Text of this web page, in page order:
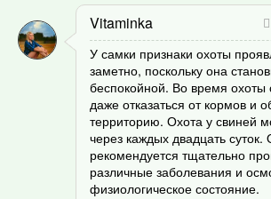
Vitaminka
У самки признаки охоты
заметно, поскольку она
беспокойной. Во время охоты
даже отказаться от кормов и
территорию. Охота у свиней
через каждых двадцать суток.
рекомендуется тщательно
различные заболевания и
физиологическое состояние.